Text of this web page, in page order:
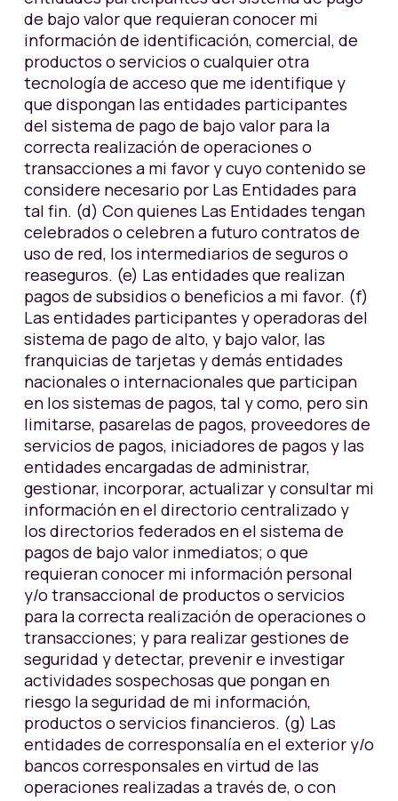
de bajo valor que requieran conocer mi
información de identificación, comercial, de
productos o servicios o cualquier otra
tecnología de acceso que me identifique y
que dispongan las entidades participantes
del sistema de pago de bajo valor para la
correcta realización de operaciones o
transacciones a mi favor y cuyo contenido se
considere necesario por Las Entidades para
tal fin. (d) Con quienes Las Entidades tengan
celebrados o celebren a futuro contratos de
uso de red, los intermediarios de seguros o
reaseguros. (e) Las entidades que realizan
pagos de subsidios o beneficios a mi favor. (f)
Las entidades participantes y operadoras del
sistema de pago de alto, y bajo valor, las
franquicias de tarjetas y demás entidades
nacionales o internacionales que participan
en los sistemas de pagos, tal y como, pero sin
limitarse, pasarelas de pagos, proveedores de
servicios de pagos, iniciadores de pagos y las
entidades encargadas de administrar,
gestionar, incorporar, actualizar y consultar mi
información en el directorio centralizado y
los directorios federados en el sistema de
pagos de bajo valor inmediatos; o que
requieran conocer mi información personal
y/o transaccional de productos o servicios
para la correcta realización de operaciones o
transacciones; y para realizar gestiones de
seguridad y detectar, prevenir e investigar
actividades sospechosas que pongan en
riesgo la seguridad de mi información,
productos o servicios financieros. (g) Las
entidades de corresponsalía en el exterior y/o
bancos corresponsales en virtud de las
operaciones realizadas a través de, o con